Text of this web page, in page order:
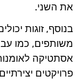
את השני.
בנוסף, זוגות
משותפים, כמו
אסתטיקה
פרויקטים